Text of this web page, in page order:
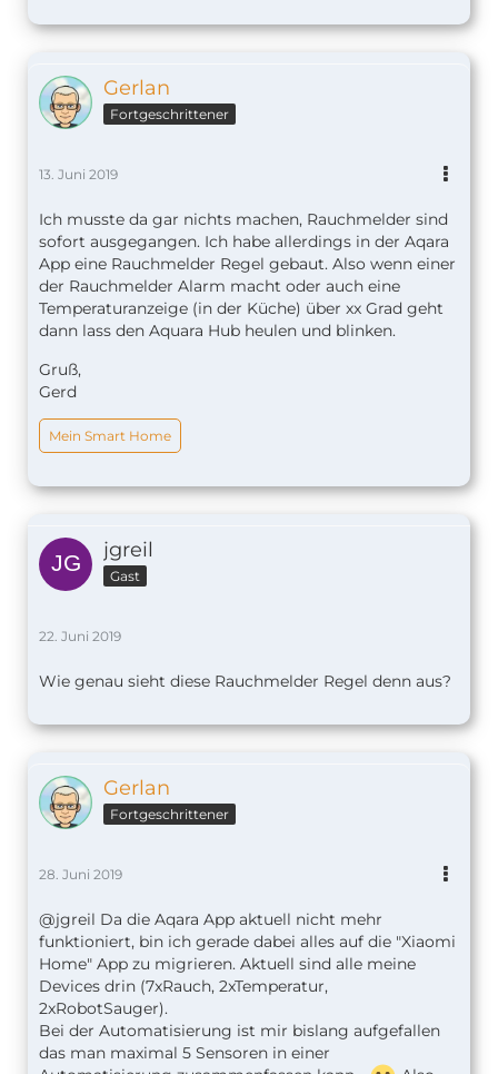
Gerlan
Fortgeschrittener
13. Juni 2019
Ich musste da gar nichts machen, Rauchmelder sind
sofort ausgegangen. Ich habe allerdings in der Aqara
App eine Rauchmelder Regel gebaut. Also wenn einer
der Rauchmelder Alarm macht oder auch eine
Temperaturanzeige (in der Küche) über xx Grad geht
dann lass den Aquara Hub heulen und blinken.
Gruß,
Gerd
Mein Smart Home
jgreil
Gast
22. Juni 2019
Wie genau sieht diese Rauchmelder Regel denn aus?
Gerlan
Fortgeschrittener
28. Juni 2019
@jgreil Da die Aqara App aktuell nicht mehr
funktioniert, bin ich gerade dabei alles auf die "Xiaomi
Home" App zu migrieren. Aktuell sind alle meine
Devices drin (7xRauch, 2xTemperatur,
2xRobotSauger).
Bei der Automatisierung ist mir bislang aufgefallen
das man maximal 5 Sensoren in einer